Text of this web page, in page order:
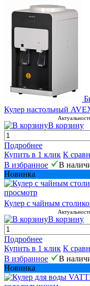
Кулер настольный
В корзину
Подробнее
Купить в 1 клик К
В избранное
В
Новинка
просмотр
Кулер с чайным
В корзину
Подробнее
Купить в 1 клик К
В избранное
В
Новинка